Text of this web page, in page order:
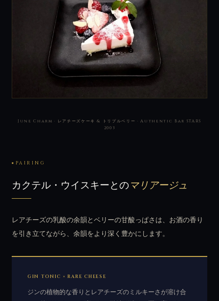
June Charm · レアチーズケーキ & トリプルベリー · Authentic Bar STARS
2003
PAIRING
カクテル・ウイスキーとの マリアージュ
レアチーズの乳酸の余韻とベリーの甘酸っぱさは、お酒の香り
を引き立てながら、余韻をより深く豊かにします。
GIN TONIC × RARE CHEESE
ジンの植物的な香りとレアチーズのミルキーさが溶け合